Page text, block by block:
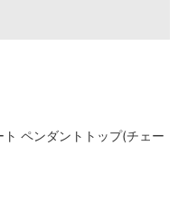
ペンダントトップ(チェー